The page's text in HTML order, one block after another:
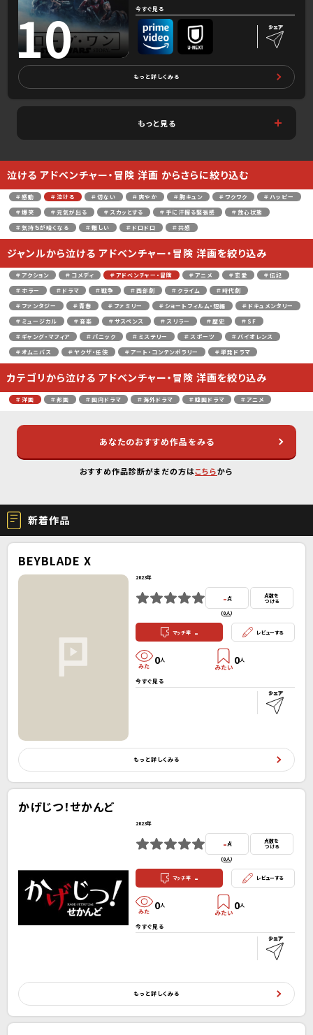
10 今すぐ見る
もっと詳しくみる
もっと見る
泣ける アドベンチャー・冒険 洋画 からさらに絞り込む
＃感動 ＃泣ける ＃切ない ＃爽やか ＃胸キュン ＃ワクワク
＃ハッピー
＃爆笑
＃元気が出る ＃スカッとする ＃手に汗握る緊張感
＃放心状態
＃気持ちが暗くなる
＃難しい ＃ドロドロ ＃共感
ジャンルから泣ける アドベンチャー・冒険 洋画を絞り込み
＃アクション ＃コメディ ＃アドベンチャー・冒険 ＃アニメ ＃恋愛
＃伝記
＃ホラー
＃ドラマ ＃戦争 ＃西部劇 ＃クライム
＃時代劇
＃ファンタジー
＃青春 ＃ファミリー ＃ショートフィルム・短編
＃ドキュメンタリー
＃ミュージカル
＃音楽 ＃サスペンス ＃スリラー ＃歴史
＃SF
＃ギャング・マフィア
＃パニック ＃ミステリー ＃スポーツ
＃バイオレンス
＃オムニバス
＃ヤクザ・任侠 ＃アート・コンテンポラリー ＃単発ドラマ
カテゴリから泣ける アドベンチャー・冒険 洋画を絞り込み
＃洋画 ＃邦画 ＃国内ドラマ ＃海外ドラマ ＃韓国ドラマ ＃アニメ
あなたのおすすめ作品をみる
おすすめ作品診断がまだの方はこちらから
新着作品
BEYBLADE X
2023年
- 点
(0人）
点数を
つける
マッチ率 - レビューする
0人 0人
今すぐ見る
もっと詳しくみる
かげじつ！せかんど
2023年
-点
(0人）
点数を
つける
マッチ率 - レビューする
0人 0人
今すぐ見る
もっと詳しくみる